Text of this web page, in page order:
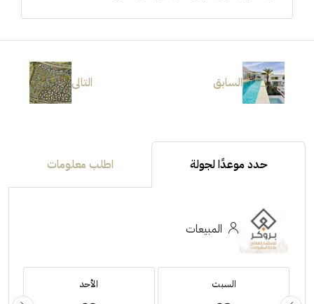
السابق التالى
حدد موعدًا لجولة اطلب معلومات
المبيعات
السبت الأحد